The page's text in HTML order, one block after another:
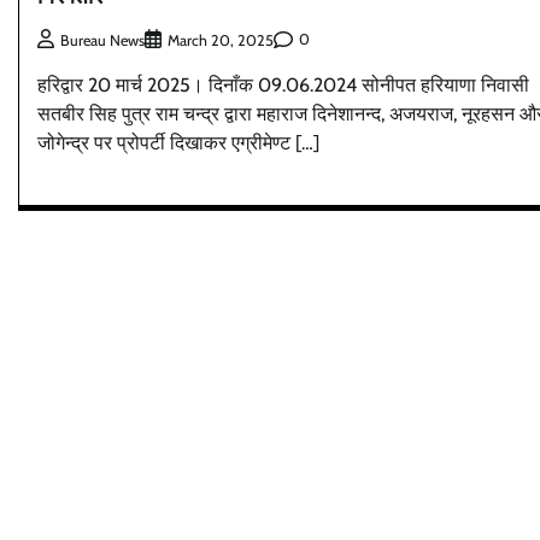
Bureau News March 20, 2025 0
हरिद्वार 20 मार्च 2025। दिनाँक 09.06.2024 सोनीपत हरियाणा निवासी
सतबीर सिह पुत्र राम चन्द्र द्वारा महाराज दिनेशानन्द, अजयराज, नूरहसन
जोगेन्द्र पर प्रोपर्टी दिखाकर एग्रीमेण्ट […]